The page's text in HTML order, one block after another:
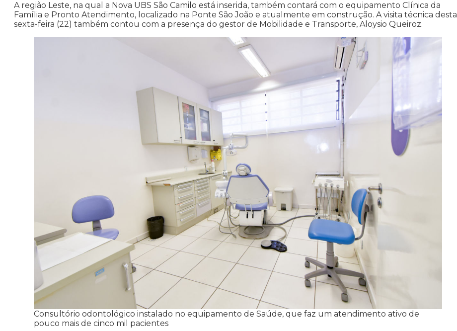
A região Leste, na qual a Nova UBS São Camilo está inserida, também contará com o equipamento Clínica da
Família e Pronto Atendimento, localizado na Ponte São João e atualmente em construção. A visita técnica desta
sexta-feira (22) também contou com a presença do gestor de Mobilidade e Transporte, Aloysio Queiroz.
Consultório odontológico instalado no equipamento de Saúde, que faz um atendimento ativo de
pouco mais de cinco mil pacientes